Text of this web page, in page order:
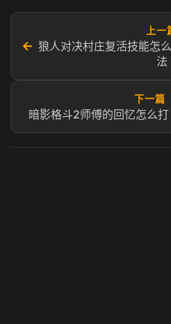
←
上一
狼人对决村庄复活技能怎
法
下一篇
暗影格斗2师傅的回忆怎么